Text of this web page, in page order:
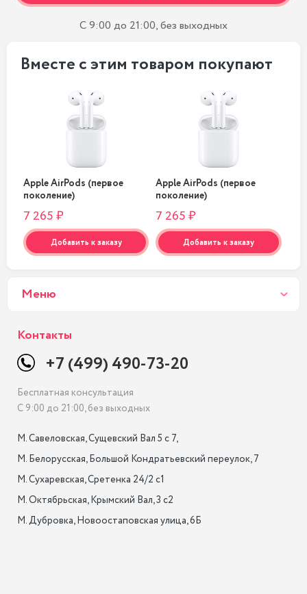
С 9:00 до 21:00, без выходных
Вместе с этим товаром покупают
Apple AirPods (первое
поколение)
7 265 ₽
Добавить к заказу
Apple AirPods (первое
поколение)
7 265 ₽
Добавить к заказу
Меню
Контакты
+7 (499) 490-73-20
Бесплатная консультация
С 9:00 до 21:00, без выходных
М. Савеловская, Сущевский Вал 5 с 7,
М. Белорусская, Большой Кондратьевский переулок, 7
М. Сухаревская, Сретенка 24/2 с1
М. Октябрьская, Крымский Вал, 3 с2
М. Дубровка, Новоостаповская улица, 6Б